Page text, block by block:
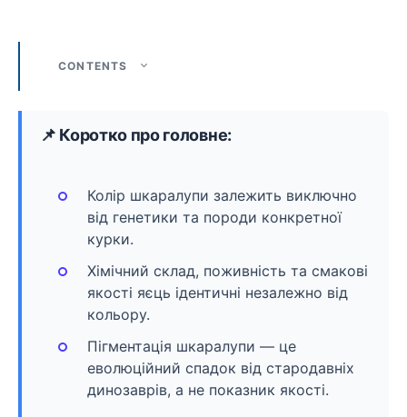
CONTENTS
📌 Коротко про головне:
Колір шкаралупи залежить виключно
від генетики та породи конкретної
курки.
Хімічний склад, поживність та смакові
якості яєць ідентичні незалежно від
кольору.
Пігментація шкаралупи — це
еволюційний спадок від стародавніх
динозаврів, а не показник якості.